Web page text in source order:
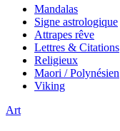
Mandalas
Signe astrologique
Attrapes rêve
Lettres & Citations
Religieux
Maori / Polynésien
Viking
Art